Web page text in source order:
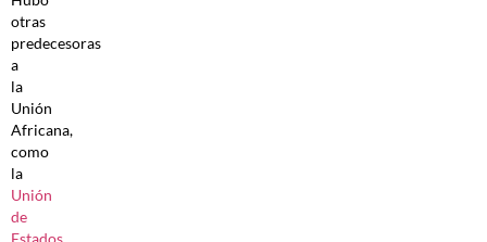
otras
predecesoras
a
la
Unión
Africana,
como
la
Unión
de